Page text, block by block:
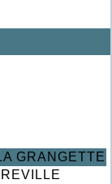
GRANGETTE